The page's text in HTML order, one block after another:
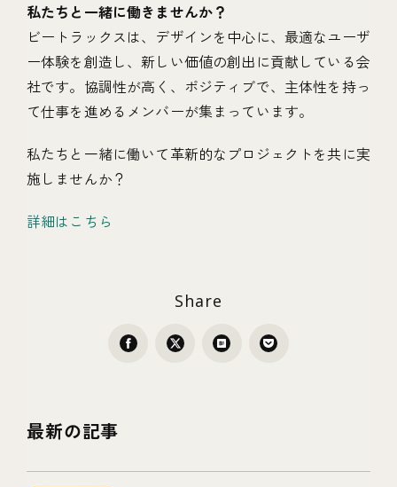
私たちと一緒に働きませんか？
ビートラックスは、デザインを中心に、最適なユーザ
ー体験を創造し、新しい価値の創出に貢献している会
社です。協調性が高く、ポジティブで、主体性を持っ
て仕事を進めるメンバーが集まっています。
私たちと一緒に働いて革新的なプロジェクトを共に実
施しませんか？
詳細はこちら
Share
最新の記事